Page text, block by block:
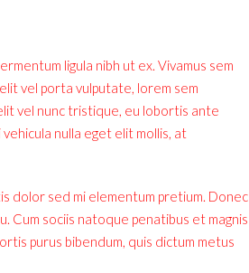
ligula nibh ut ex. Vivamus sem
vel porta vulputate, lorem sem
vel nunc tristique, eu lobortis ante
nulla eget elit mollis, at
dolor sed mi elementum pretium. Donec
Cum sociis natoque penatibus et magnis
purus bibendum, quis dictum metus